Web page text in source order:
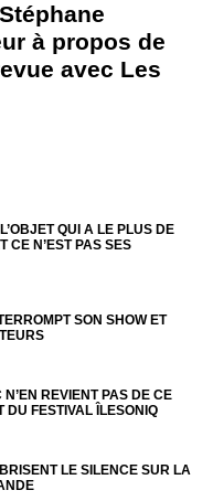
à propos de
avec Les
QUI A LE PLUS DE
CE N’EST PAS SES
SON SHOW ET
REVIENT PAS DE CE
DU FESTIVAL ÎLESONIQ
LE SILENCE SUR LA